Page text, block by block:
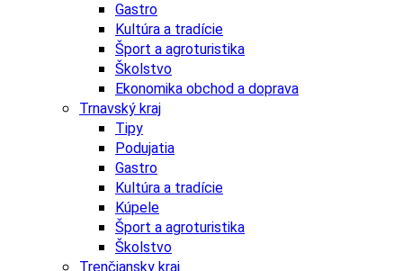
Gastro
Kultúra a tradície
Šport a agroturistika
Školstvo
Ekonomika obchod a doprava
Trnavský kraj
Tipy
Podujatia
Gastro
Kultúra a tradície
Kúpele
Šport a agroturistika
Školstvo
Trenčiansky kraj